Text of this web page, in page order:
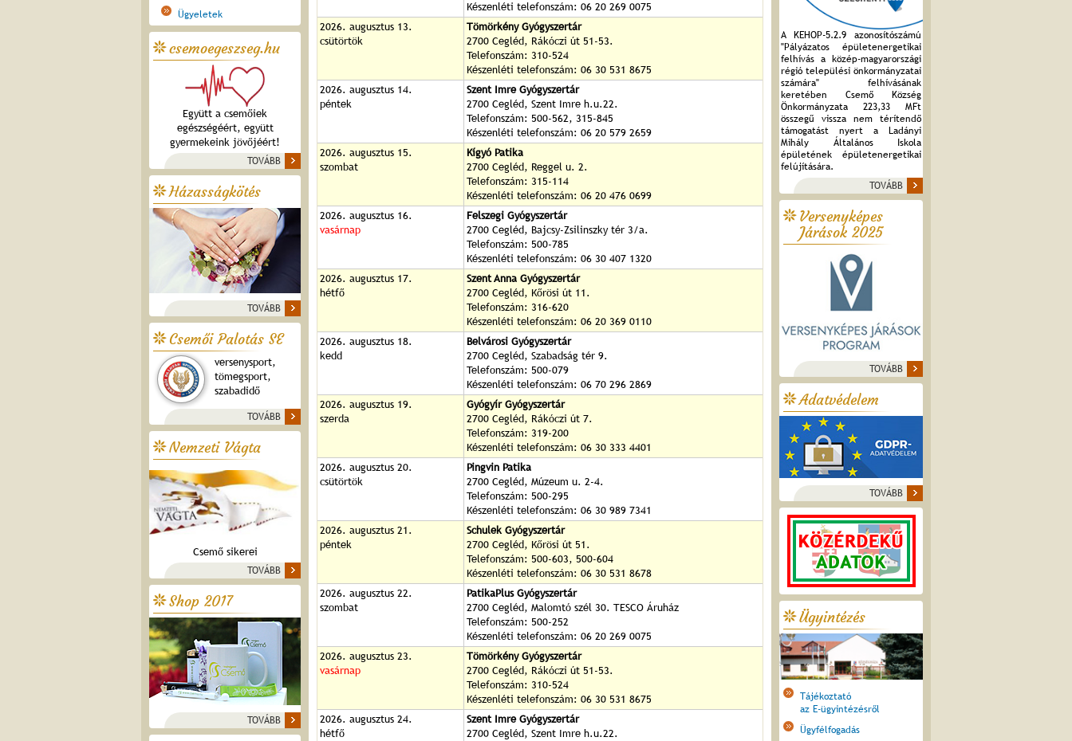
Ügyeletek
csemoegeszseg.hu
Együtt a csemőiek
egészségéért, együtt
gyermekeink jövőjéért!
TOVÁBB
Házasságkötés
TOVÁBB
Csemői Palotás SE
versenysport,
tömegsport,
szabadidő
TOVÁBB
Nemzeti Vágta
Csemő sikerei
TOVÁBB
Shop 2017
TOVÁBB
Készenléti telefonszám: 06 20 269 0075
2026. augusztus 13.
csütörtök
Tömörkény Gyógyszertár
2700 Cegléd, Rákóczi út 51-53.
Telefonszám: 310-524
Készenléti telefonszám: 06 30 531 8675
2026. augusztus 14.
péntek
Szent Imre Gyógyszertár
2700 Cegléd, Szent Imre h.u.22.
Telefonszám: 500-562, 315-845
Készenléti telefonszám: 06 20 579 2659
2026. augusztus 15.
szombat
Kígyó Patika
2700 Cegléd, Reggel u. 2.
Telefonszám: 315-114
Készenléti telefonszám: 06 20 476 0699
2026. augusztus 16.
vasárnap
Felszegi Gyógyszertár
2700 Cegléd, Bajcsy-Zsilinszky tér 3/a.
Telefonszám: 500-785
Készenléti telefonszám: 06 30 407 1320
2026. augusztus 17.
hétfő
Szent Anna Gyógyszertár
2700 Cegléd, Kőrösi út 11.
Telefonszám: 316-620
Készenléti telefonszám: 06 20 369 0110
2026. augusztus 18.
kedd
Belvárosi Gyógyszertár
2700 Cegléd, Szabadság tér 9.
Telefonszám: 500-079
Készenléti telefonszám: 06 70 296 2869
2026. augusztus 19.
szerda
Gyógyír Gyógyszertár
2700 Cegléd, Rákóczi út 7.
Telefonszám: 319-200
Készenléti telefonszám: 06 30 333 4401
2026. augusztus 20.
csütörtök
Pingvin Patika
2700 Cegléd, Múzeum u. 2-4.
Telefonszám: 500-295
Készenléti telefonszám: 06 30 989 7341
2026. augusztus 21.
péntek
Schulek Gyógyszertár
2700 Cegléd, Kőrösi út 51.
Telefonszám: 500-603, 500-604
Készenléti telefonszám: 06 30 531 8678
2026. augusztus 22.
szombat
PatikaPlus Gyógyszertár
2700 Cegléd, Malomtó szél 30. TESCO Áruház
Telefonszám: 500-252
Készenléti telefonszám: 06 20 269 0075
2026. augusztus 23.
vasárnap
Tömörkény Gyógyszertár
2700 Cegléd, Rákóczi út 51-53.
Telefonszám: 310-524
Készenléti telefonszám: 06 30 531 8675
2026. augusztus 24.
hétfő
Szent Imre Gyógyszertár
2700 Cegléd, Szent Imre h.u.22.
A KEHOP-5.2.9 azonosítószámú
"Pályázatos épületenergetikai
felhívás a közép-magyarországi
régió települési önkormányzatai
számára" felhívásának
keretében Csemő Község
Önkormányzata 223,33 MFt
összegű vissza nem térítendő
támogatást nyert a Ladányi
Mihály Általános Iskola
épületének épületenergetikai
felújítására.
TOVÁBB
Versenyképes
Járások 2025
TOVÁBB
Adatvédelem
TOVÁBB
Ügyintézés
Tájékoztató
az E-ügyintézésről
Ügyfélfogadás